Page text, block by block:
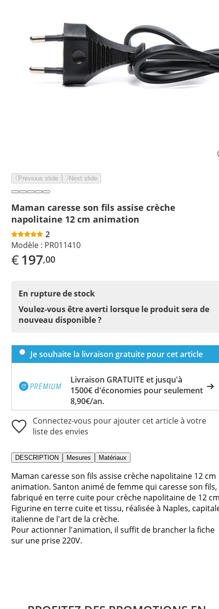
Previous slide Next slide
Maman caresse son fils assise crèche
napolitaine 12 cm animation
2
Modèle : PR011410
€197,00
En rupture de stock
Voulez-vous être averti lorsque le produit sera de
nouveau disponible ?
Je souhaite la livraison gratuite pour cet article
Livraison GRATUITE et jusqu'à
1500€ d'économies pour seulement
8,90€/an.
Connectez-vous pour ajouter cet article à votre
liste des envies
DESCRIPTION Mesures Matériaux
Maman caresse son fils assise crèche napolitaine 12 cm
animation. Santon animé de femme qui caresse son fils,
fabriqué en terre cuite pour crèche napolitaine de 12
Figurine en terre cuite et tissu, réalisée à Naples,
italienne de l'art de la crèche.
Pour actionner l'animation, il suffit de brancher la fiche
sur une prise 220V.